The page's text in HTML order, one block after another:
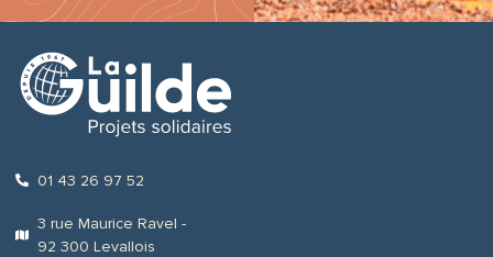
01 43 26 97 52
3 rue Maurice Ravel -
92 300 Levallois